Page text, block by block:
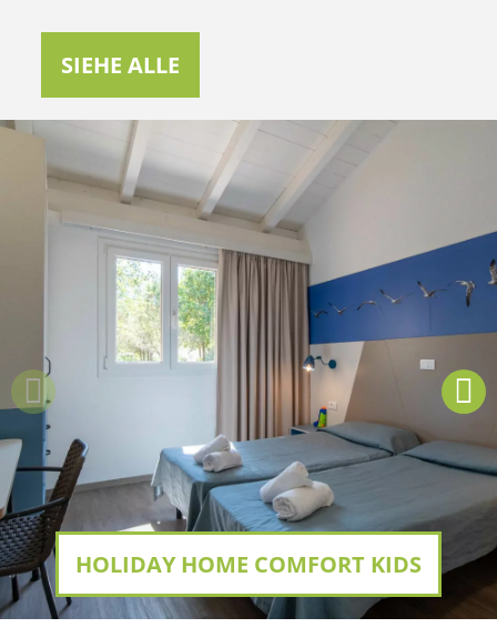
SIEHE ALLE
HOLIDAY HOME COMFORT KIDS